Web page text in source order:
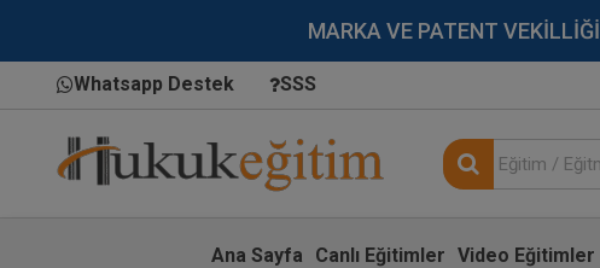
MARKA VE PATENT
Whatsapp Destek SSS
Ana Sayfa Canlı Eğitimler Video Eğitimler